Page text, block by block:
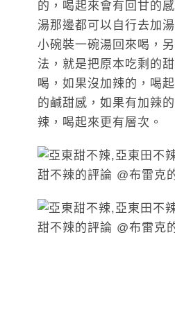
的，喝起來會有回甘的
湯那邊都可以自行去加
小碗裝一碗湯回來喝，
法，就是把原本吃剩的
喝，如果沒加辣的，喝
的鹹甜感，如果有加辣
辣，喝起來更有層次。